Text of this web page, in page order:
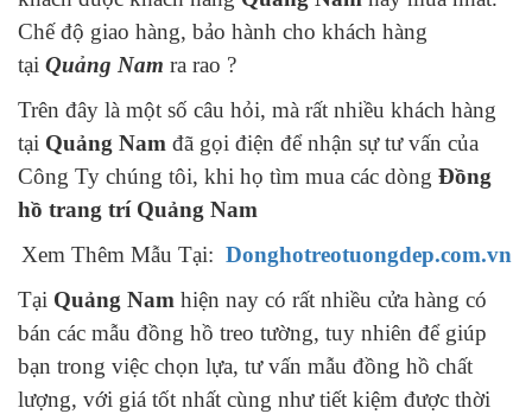
Chế độ giao hàng, bảo hành cho khách hàng
tại Quảng Nam ra rao ?
Trên đây là một số câu hỏi, mà rất nhiều khách hàng
tại Quảng Nam đã gọi điện để nhận sự tư vấn của
Công Ty chúng tôi, khi họ tìm mua các dòng Đồng
hồ trang trí Quảng Nam
Xem Thêm Mẫu Tại: Donghotreotuongdep.com.vn
Tại Quảng Nam hiện nay có rất nhiều cửa hàng có
bán các mẫu đồng hồ treo tường, tuy nhiên để giúp
bạn trong việc chọn lựa, tư vấn mẫu đồng hồ chất
lượng, với giá tốt nhất cùng như tiết kiệm được thời